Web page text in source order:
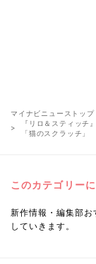
マイナビニューストップ
『リロ＆スティッ
「猫のスクラッチ」
このカテゴリー
新作情報・編集部お
していきます。